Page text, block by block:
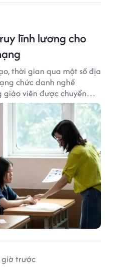
lĩnh lương cho
thời gian qua một số địa
chức danh nghề
giáo viên được chuyển
ứng theo quy định
giờ trước